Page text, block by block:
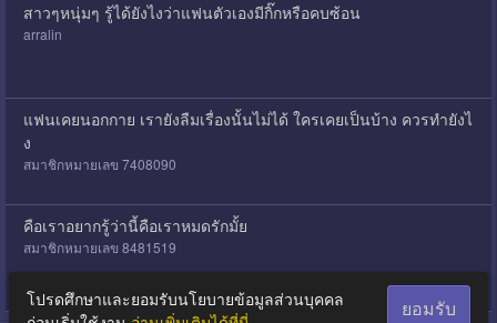
สาวๆหนุ่มๆ รู้ได้ยังไงว่าแฟนตัวเองมีกิ๊กหรือคบซ้อน
arralin
แฟนเคยนอกกาย เรายังลืมเรื่องนั้นไม่ได้ ใครเคยเป็นบ้าง ควรทำยังไ
ง
สมาชิกหมายเลข 7408090
คือเราอยากรู้ว่านี้คือเราหมดรักมั้ย
สมาชิกหมายเลข 8481519
โปรดศึกษาและยอมรับนโยบายข้อมูลส่วนบุคคล
ยอมรับ